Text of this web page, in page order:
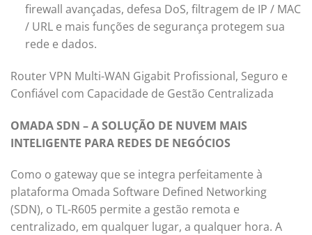
firewall avançadas, defesa DoS, filtragem de IP / MAC
/ URL e mais funções de segurança protegem sua
rede e dados.
Router VPN Multi-WAN Gigabit Profissional, Seguro e
Confiável com Capacidade de Gestão Centralizada
OMADA SDN – A SOLUÇÃO DE NUVEM MAIS
INTELIGENTE PARA REDES DE NEGÓCIOS
Como o gateway que se integra perfeitamente à
plataforma Omada Software Defined Networking
(SDN), o TL-R605 permite a gestão remota e
centralizado, em qualquer lugar, a qualquer hora. A